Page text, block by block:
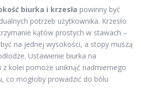
biurka i krzesła powinny być
potrzeb użytkownika. Krzesło
kątów prostych w stawach –
na jednej wysokości, a stopy muszą
Ustawienie biurka na
kolei pomoże uniknąć nadmiernego
co mogłoby prowadzić do bólu